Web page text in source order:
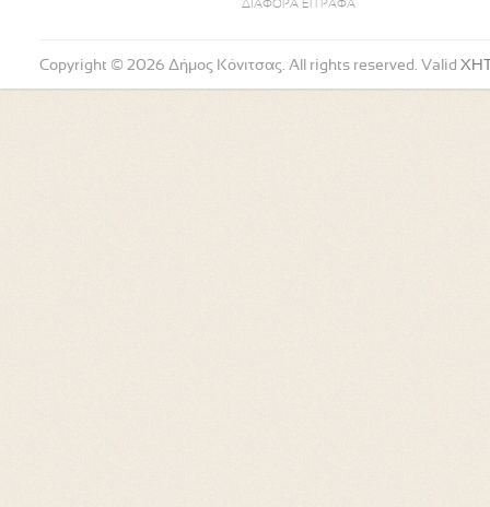
ΔΙΑΦΟΡΑ ΕΓΓΡΑΦΑ
Copyright © 2026 Δήμος Κόνιτσας. All rights reserved. Valid